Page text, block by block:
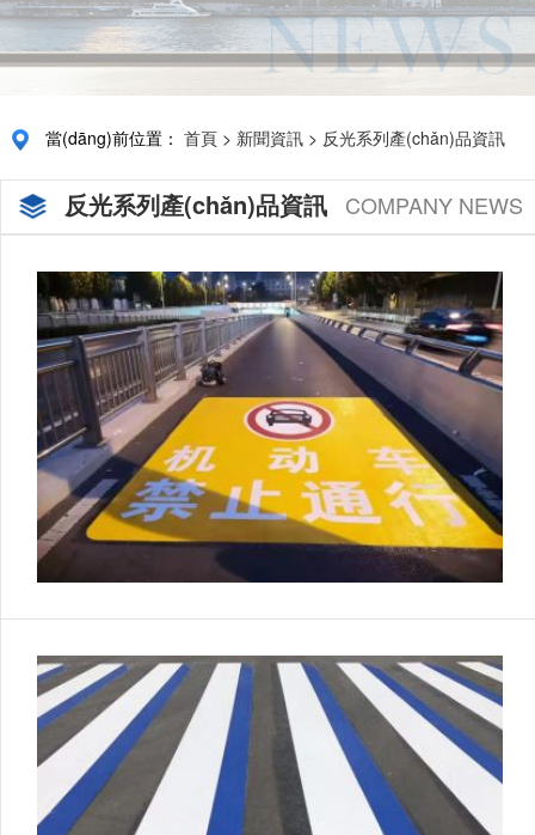
當(dāng)前位置： 首頁 > 新聞資訊 > 反光系列產(chǎn)品資訊
反光系列產(chǎn)品資訊 COMPANY NEWS